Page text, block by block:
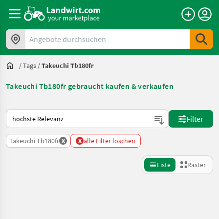
Angebote durchsuchen
/Tags /Takeuchi Tb180fr
Takeuchi Tb180fr gebraucht kaufen & verkaufen
So wird auf Landwirt.com sortiert
Filter
Takeuchi Tb180fr x x alle Filter löschen
Liste Raster